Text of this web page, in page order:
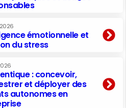
émotionnelle et
du stress
: concevoir,
et déployer des
autonomes en